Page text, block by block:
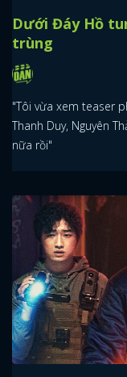
Dưới Đáy Hồ
trùng
"Tôi vừa xem teaser
Thanh Duy, Nguyên
nữa rồi"